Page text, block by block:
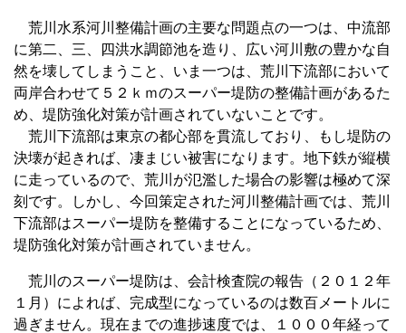
荒川水系河川整備計画の主要な問題点の一つは、中流部
に第二、三、四洪水調節池を造り、広い河川敷の豊かな自
然を壊してしまうこと、いま一つは、荒川下流部において
両岸合わせて５２ｋｍのスーパー堤防の整備計画があるた
め、堤防強化対策が計画されていないことです。
荒川下流部は東京の都心部を貫流しており、もし堤防の
決壊が起きれば、凄まじい被害になります。地下鉄が縦横
に走っているので、荒川が氾濫した場合の影響は極めて深
刻です。しかし、今回策定された河川整備計画では、荒川
下流部はスーパー堤防を整備することになっているため、
堤防強化対策が計画されていません。
荒川のスーパー堤防は、会計検査院の報告（２０１２年
１月）によれば、完成型になっているのは数百メートルに
過ぎません。現在までの進捗速度では、１０００年経って